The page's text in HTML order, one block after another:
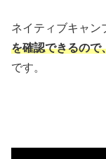
ネイティブキャン
を確認できるので
です。